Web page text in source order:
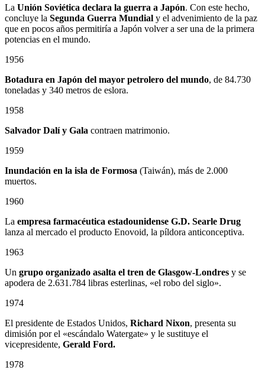
La Unión Soviética declara la guerra a Japón. Con este hecho,
concluye la Segunda Guerra Mundial y el advenimiento de la paz
que en pocos años permitiría a Japón volver a ser una de la primera
potencias en el mundo.
1956
Botadura en Japón del mayor petrolero del mundo, de 84.730
toneladas y 340 metros de eslora.
1958
Salvador Dalí y Gala contraen matrimonio.
1959
Inundación en la isla de Formosa (Taiwán), más de 2.000
muertos.
1960
La empresa farmacéutica estadounidense G.D. Searle Drug
lanza al mercado el producto Enovoid, la píldora anticonceptiva.
1963
Un grupo organizado asalta el tren de Glasgow-Londres y se
apodera de 2.631.784 libras esterlinas, «el robo del siglo».
1974
El presidente de Estados Unidos, Richard Nixon, presenta su
dimisión por el «escándalo Watergate» y le sustituye el
vicepresidente, Gerald Ford.
1978